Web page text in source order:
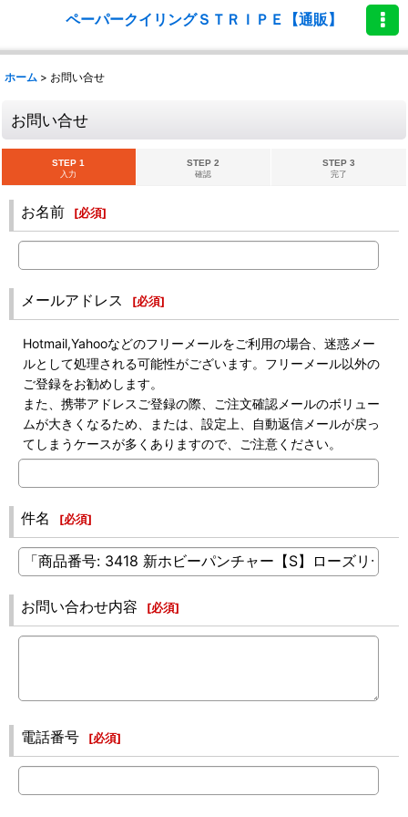
ペーパークイリングＳＴＲＩＰＥ【通販】
ホーム > お問い合せ
お問い合せ
STEP 1
入力
STEP 2
確認
STEP 3
完了
お名前 [必須]
メールアドレス [必須]
Hotmail,Yahooなどのフリーメールをご利用の場合、迷惑メー
ルとして処理される可能性がございます。フリーメール以外の
ご登録をお勧めします。
また、携帯アドレスご登録の際、ご注文確認メールのボリュー
ムが大きくなるため、または、設定上、自動返信メールが戻っ
てしまうケースが多くありますので、ご注意ください。
件名 [必須]
お問い合わせ内容 [必須]
電話番号 [必須]